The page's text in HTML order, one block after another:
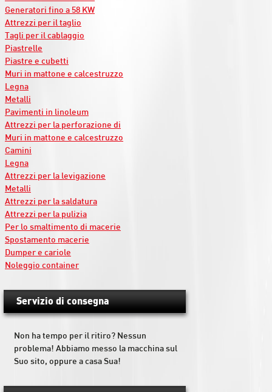
Generatori fino a 58 KW
Attrezzi per il taglio
Tagli per il cablaggio
Piastrelle
Piastre e cubetti
Muri in mattone e calcestruzzo
Legna
Metalli
Pavimenti in linoleum
Attrezzi per la perforazione di
Muri in mattone e calcestruzzo
Camini
Legna
Attrezzi per la levigazione
Metalli
Attrezzi per la saldatura
Attrezzi per la pulizia
Per lo smaltimento di macerie
Spostamento macerie
Dumper e cariole
Noleggio container
Servizio di consegna
Non ha tempo per il ritiro? Nessun
problema! Abbiamo messo la macchina sul
Suo sito, oppure a casa Sua!